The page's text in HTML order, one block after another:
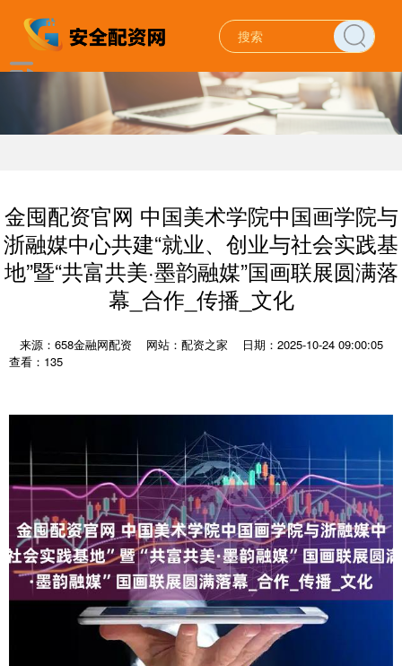
金囤配资官网 中国美术学院中国画学院与
浙融媒中心共建“就业、创业与社会实践基
地”暨“共富共美·墨韵融媒”国画联展圆满落
幕_合作_传播_文化
来源：658金融网配资 网站：配资之家
日期：2025-10-24 09:00:05
查看：135